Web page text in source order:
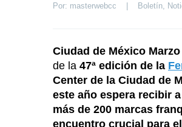
Por: masterwebcc Boletín,
Ciudad de México Marzo
de la 47ª edición de la
Center de la Ciudad de
este año espera recibir
más de 200 marcas
encuentro crucial para